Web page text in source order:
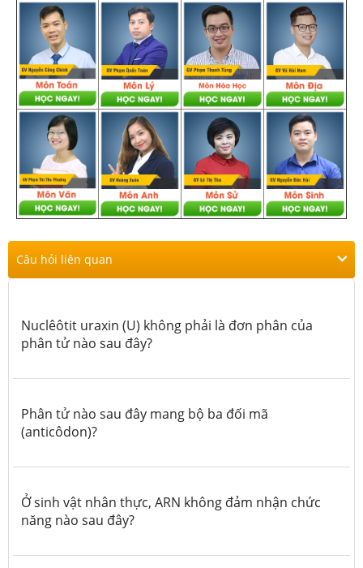
Câu hỏi liên quan
Nuclêôtit uraxin (U) không phải là đơn phân của
phân tử nào sau đây?
Phân tử nào sau đây mang bộ ba đối mã
(anticôdon)?
Ở sinh vật nhân thực, ARN không đảm nhận chức
năng nào sau đây?